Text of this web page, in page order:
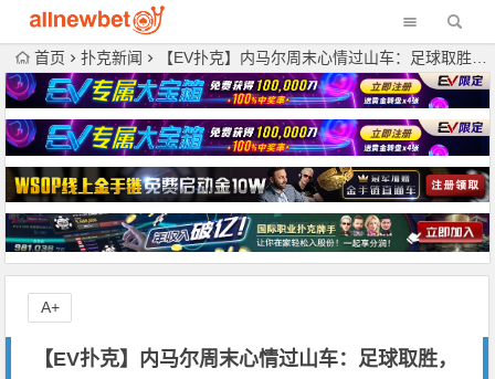
首页 扑克新闻 【EV扑克】内马尔周末心情过山车：足球取胜，扑克连进两场决赛桌却屈居亚军
【EV扑克】内马尔周末心情过山车：足球取胜，
A+